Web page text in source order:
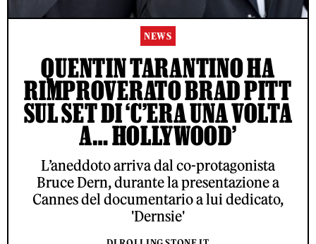
NEWS
QUENTIN TARANTINO HA
RIMPROVERATO BRAD PITT
SUL SET DI ‘C’ERA UNA VOLTA
A… HOLLYWOOD’
L’aneddoto arriva dal co-protagonista
Bruce Dern, durante la presentazione a
Cannes del documentario a lui dedicato,
'Dernsie'